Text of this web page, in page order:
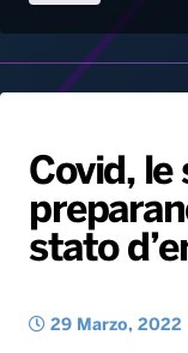
Notizie
Sport
Gallery
Radio
Voce al Bari
Battiti Live
Covid, le
stato
29 Marzo, 2022